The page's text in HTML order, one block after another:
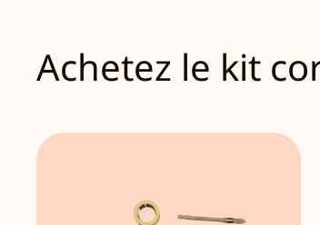
Achetez le kit